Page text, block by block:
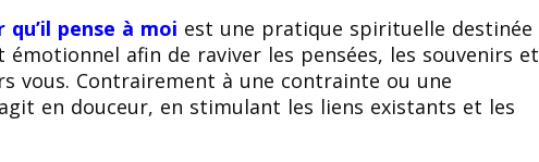
pense à moi est une pratique spirituelle destinée
afin de raviver les pensées, les souvenirs et
vous. Contrairement à une contrainte ou une
en douceur, en stimulant les liens existants et les